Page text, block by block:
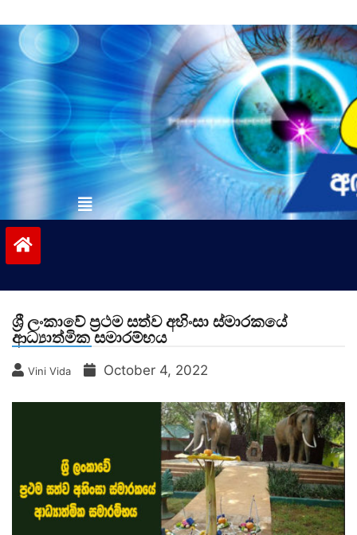
to
contentvinivida.lk
ශ්‍රී ලංකාවේ ප්‍රථම සත්ව අහිංසා ස්මාරකයේ
ආධ්‍යාත්මික සමාරම්භය
Vini Vida October 4, 2022